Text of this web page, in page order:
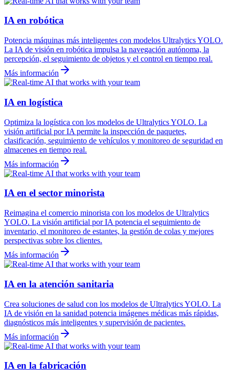
IA en robótica
Potencia máquinas más inteligentes con modelos Ultralytics YOLO.
La IA de visión en robótica impulsa la navegación autónoma, la
percepción, el seguimiento de objetos y el control en tiempo real.
Más información
IA en logística
Optimiza la logística con los modelos de Ultralytics YOLO. La
visión artificial por IA permite la inspección de paquetes,
clasificación, seguimiento de vehículos y monitoreo de seguridad en
almacenes en tiempo real.
Más información
IA en el sector minorista
Reimagina el comercio minorista con los modelos de Ultralytics
YOLO. La visión artificial por IA potencia el seguimiento de
inventario, el monitoreo de estantes, la gestión de colas y mejores
perspectivas sobre los clientes.
Más información
IA en la atención sanitaria
Crea soluciones de salud con los modelos de Ultralytics YOLO. La
IA de visión en la sanidad potencia imágenes médicas más rápidas,
diagnósticos más inteligentes y supervisión de pacientes.
Más información
IA en la fabricación